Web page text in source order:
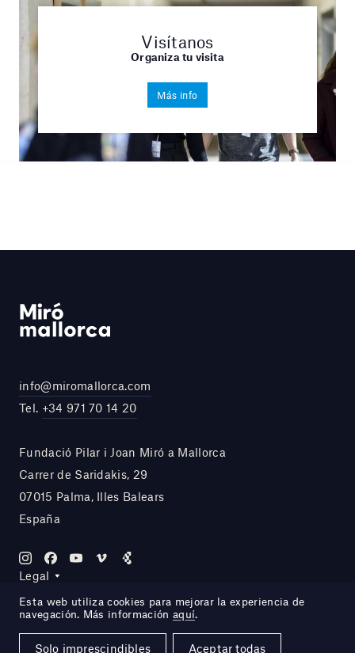
Visítanos
Organiza tu visita
Más info
info@miromallorca.com
Tel. +34 971 70 14 20
Fundació Pilar i Joan Miró a Mallorca
Carrer de Saridakis, 29
07015 Palma, Illes Balears
España
Legal
Site by DOMO—A
Esta web utiliza cookies para mejorar la experiencia de
navegación. Más información aquí.
Solo imprescindibles Aceptar todas